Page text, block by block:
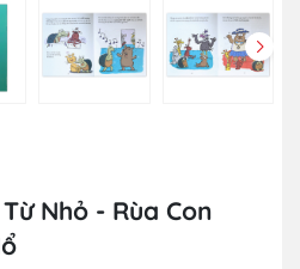
Nhỏ - Rùa Con